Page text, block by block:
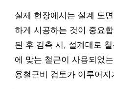
실제 현장에서는 설계 도
하게 시공하는 것이 중요
된 후 검측 시, 설계대로
에 맞는 철근이 사용되었
용철근비 검토가 이루어지